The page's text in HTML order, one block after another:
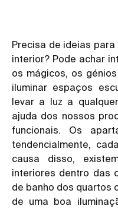
Precisa de ideias
interior? Pode achar
os mágicos, os
iluminar espaços
levar a luz a
ajuda dos nossos
funcionais. Os
tendencialmente,
causa disso,
interiores dentro das
de banho dos quartos
de uma boa